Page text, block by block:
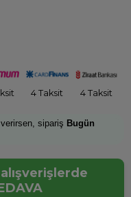
4 Taksit 4 Taksit
sipariş Bugün